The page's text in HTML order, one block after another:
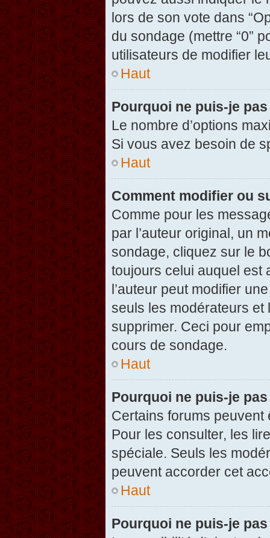
lors de son vote dans
du sondage (mettre “0”
utilisateurs de modifier
Haut
Pourquoi ne puis-je
Le nombre d’options
Si vous avez besoin de
Haut
Comment modifier ou
Comme pour les
par l’auteur original, un
sondage, cliquez sur le
toujours celui auquel est
l’auteur peut modifier
seuls les modérateurs et
supprimer. Ceci pour
cours de sondage.
Haut
Pourquoi ne puis-je
Certains forums
Pour les consulter, les
spéciale. Seuls les
peuvent accorder cet
Haut
Pourquoi ne puis-je